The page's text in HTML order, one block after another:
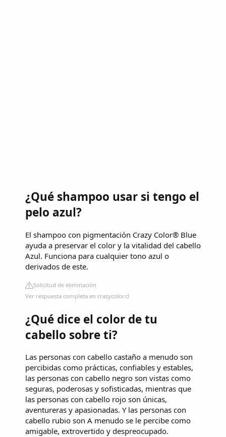
¿Qué shampoo usar si tengo el
pelo azul?
El shampoo con pigmentación Crazy Color® Blue
ayuda a preservar el color y la vitalidad del cabello
Azul. Funciona para cualquier tono azul o
derivados de este.
Solicitud de eliminación
Ver respuesta completa en crazycolor.cl
¿Qué dice el color de tu
cabello sobre ti?
Las personas con cabello castaño a menudo son
percibidas como prácticas, confiables y estables,
las personas con cabello negro son vistas como
seguras, poderosas y sofisticadas, mientras que
las personas con cabello rojo son únicas,
aventureras y apasionadas. Y las personas con
cabello rubio son A menudo se le percibe como
amigable, extrovertido y despreocupado.